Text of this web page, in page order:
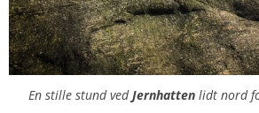
En stille stund vedJernhatten lidt nord